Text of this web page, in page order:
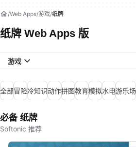
Web Apps 游戏 纸牌
纸牌 Web Apps 版
游戏
全部冒险冷知识动作拼图教育模拟水电游乐场
必备 纸牌
Softonic 推荐